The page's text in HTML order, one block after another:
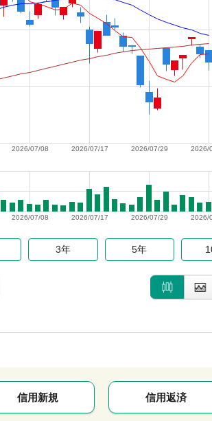
2026/
2026/07/29
2026/07/17
2026/07/08
2026/
2026/07/29
2026/07/17
2026/07/08
3年 5年
信用新規 信用返済